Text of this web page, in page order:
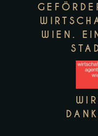
WIEN.